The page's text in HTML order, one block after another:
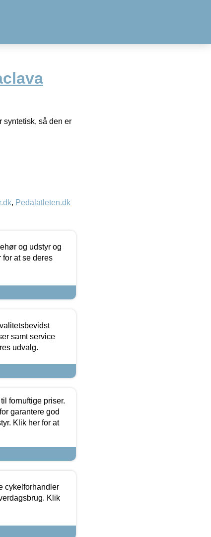
syntetisk, så den er
, Pedalatleten.dk
og udstyr og
at se deres
samt service
udvalg.
fornuftige priser.
garantere god
Klik her for at
cykelforhandler
Klik